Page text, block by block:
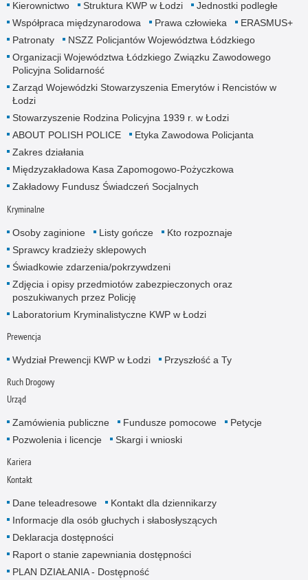
Kierownictwo Struktura KWP w Łodzi
Jednostki podległe
Współpraca międzynarodowa
Prawa człowieka
ERASMUS+
Patronaty
NSZZ Policjantów Województwa Łódzkiego
Organizacji Województwa Łódzkiego Związku Zawodowego
Policyjna Solidarność
Zarząd Wojewódzki Stowarzyszenia Emerytów i Rencistów w
Łodzi
Stowarzyszenie Rodzina Policyjna 1939 r. w Łodzi
ABOUT POLISH POLICE
Etyka Zawodowa Policjanta
Zakres działania
Międzyzakładowa Kasa Zapomogowo-Pożyczkowa
Zakładowy Fundusz Świadczeń Socjalnych
Kryminalne
Osoby zaginione Listy gończe
Kto rozpoznaje
Sprawcy kradzieży sklepowych
Świadkowie zdarzenia/pokrzywdzeni
Zdjęcia i opisy przedmiotów zabezpieczonych oraz
poszukiwanych przez Policję
Laboratorium Kryminalistyczne KWP w Łodzi
Prewencja
Wydział Prewencji KWP w Łodzi Przyszłość a Ty
Ruch Drogowy
Urząd
Zamówienia publiczne Fundusze pomocowe
Petycje
Pozwolenia i licencje
Skargi i wnioski
Kariera
Kontakt
Dane teleadresowe
Kontakt dla dziennikarzy
Informacje dla osób głuchych i słabosłyszących
Deklaracja dostępności
Raport o stanie zapewniania dostępności
PLAN DZIAŁANIA - Dostępność